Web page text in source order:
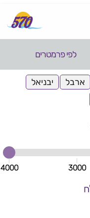
לפי פרמטרים
ארבל
יבניאל
3000
4000